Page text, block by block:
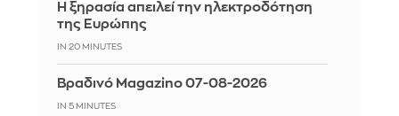
Η ξηρασία απειλεί την ηλεκτροδότηση
της Ευρώπης
IN 20 MINUTES
Βραδινό Magazino 07-08-2026
IN 5 MINUTES